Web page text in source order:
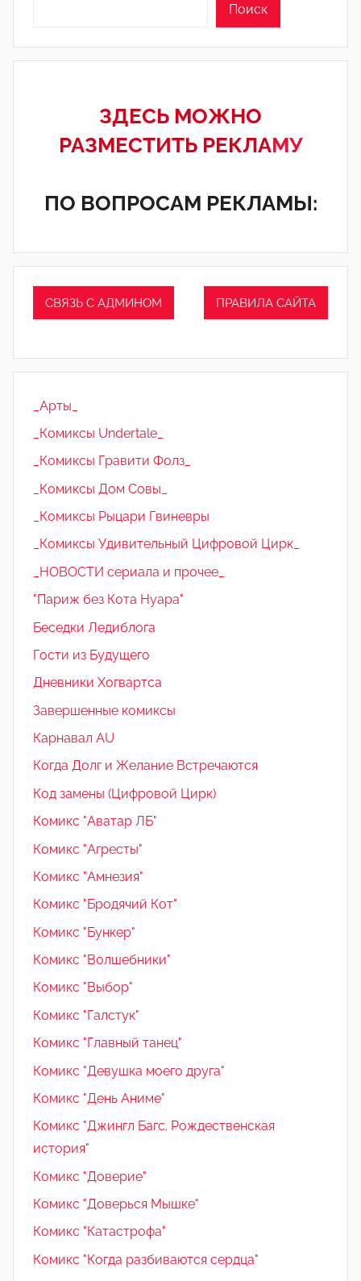
Поиск
ЗДЕСЬ МОЖНО
РАЗМЕСТИТЬ РЕКЛАМУ
ПО ВОПРОСАМ РЕКЛАМЫ:
СВЯЗЬ С АДМИНОМ ПРАВИЛА САЙТА
_Арты_
_Комиксы Undertale_
_Комиксы Гравити Фолз_
_Комиксы Дом Совы_
_Комиксы Рыцари Гвиневры
_Комиксы Удивительный Цифровой Цирк_
_НОВОСТИ сериала и прочее_
"Париж без Кота Нуара"
Беседки Ледиблога
Гости из Будущего
Дневники Хогвартса
Завершенные комиксы
Карнавал AU
Когда Долг и Желание Встречаются
Код замены (Цифровой Цирк)
Комикс "Аватар ЛБ"
Комикс "Агресты"
Комикс "Амнезия"
Комикс "Бродячий Кот"
Комикс "Бункер"
Комикс "Волшебники"
Комикс "Выбор"
Комикс "Галстук"
Комикс "Главный танец"
Комикс "Девушка моего друга"
Комикс "День Аниме"
Комикс "Джингл Багс. Рождественская
история"
Комикс "Доверие"
Комикс "Доверься Мышке"
Комикс "Катастрофа"
Комикс "Когда разбиваются сердца"